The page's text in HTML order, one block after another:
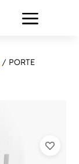
a
/ PORTE